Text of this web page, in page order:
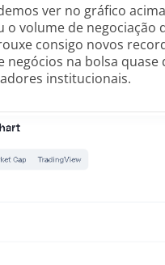
ver no gráfico
o volume de negociação
consigo novos
negócios na bolsa
institucionais.